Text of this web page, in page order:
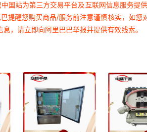
国站为第三方交易平台及互联网信息服务
提醒您购买商品/服务前注意谨慎核实，如
，请立即向阿里巴巴举报并提供有效线索。